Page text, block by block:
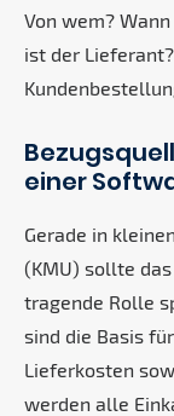
Von wem?
ist der
einer
Gerade in
(KMU) sollte
tragende Rolle
sind die Basis
Lieferkosten
werden alle